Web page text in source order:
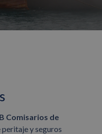
Comisarios de
y seguros